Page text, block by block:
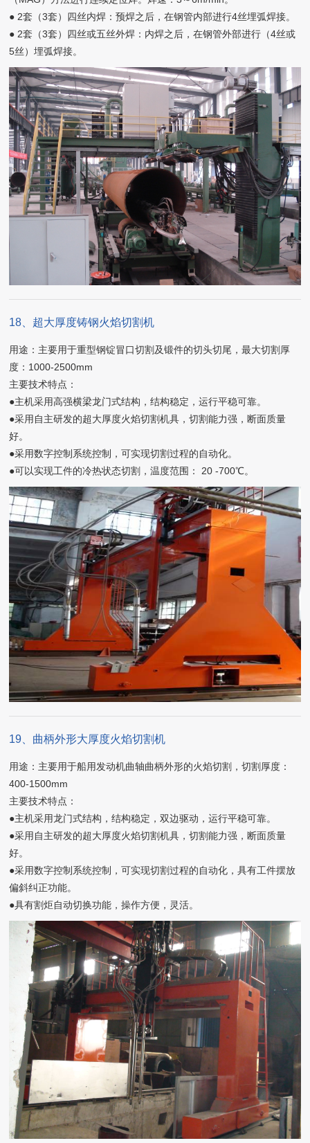
● 2套（3套）四丝内焊：预焊之后，在钢管内部进行4丝埋弧焊接。
● 2套（3套）四丝或五丝外焊：内焊之后，在钢管外部进行（4丝或
5丝）埋弧焊接。
18、超大厚度铸钢火焰切割机
用途：主要用于重型钢锭冒口切割及锻件的切头切尾，最大切割厚
度：1000-2500mm
主要技术特点：
●主机采用高强横梁龙门式结构，结构稳定，运行平稳可靠。
●采用自主研发的超大厚度火焰切割机具，切割能力强，断面质量
好。
●采用数字控制系统控制，可实现切割过程的自动化。
●可以实现工件的冷热状态切割，温度范围： 20 -700℃。
19、曲柄外形大厚度火焰切割机
用途：主要用于船用发动机曲轴曲柄外形的火焰切割，切割厚度：
400-1500mm
主要技术特点：
●主机采用龙门式结构，结构稳定，双边驱动，运行平稳可靠。
●采用自主研发的超大厚度火焰切割机具，切割能力强，断面质量
好。
●采用数字控制系统控制，可实现切割过程的自动化，具有工件摆放
偏斜纠正功能。
●具有割炬自动切换功能，操作方便，灵活。